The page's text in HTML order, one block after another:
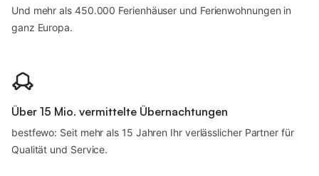
Und mehr als 450.000 Ferienhäuser und Ferienwohnungen in
ganz Europa.
Über 15 Mio. vermittelte Übernachtungen
bestfewo: Seit mehr als 15 Jahren Ihr verlässlicher Partner für
Qualität und Service.